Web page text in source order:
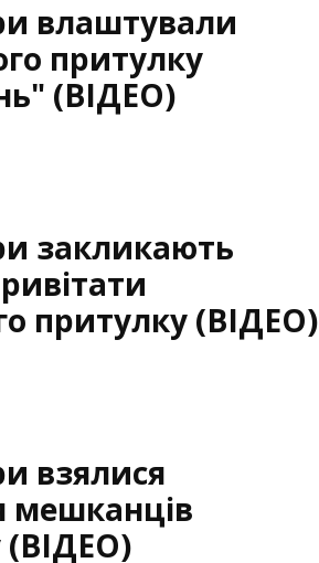
влаштували
притулку
(ВІДЕО)
закликають
притулку (ВІДЕО)
взялися
мешканців
(ВІДЕО)